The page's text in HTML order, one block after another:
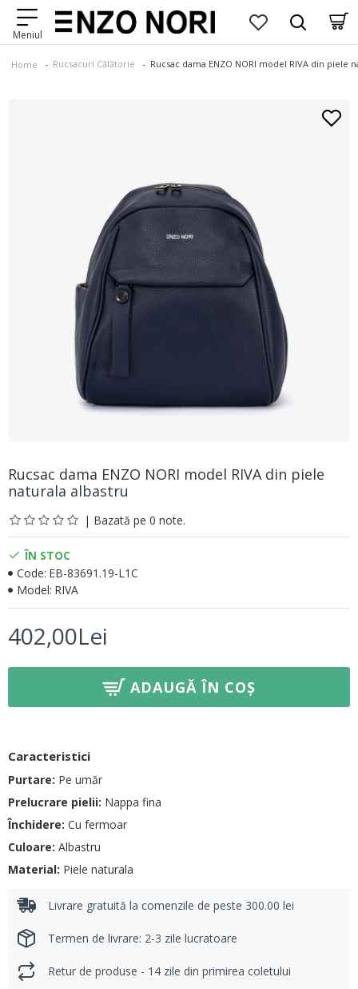
Home Rucsacuri Călătorie Rucsac dama ENZO NORI model RIVA din piele
Rucsac dama ENZO NORI model RIVA din piele
naturala albastru
| Bazată pe 0 note.
402,00Lei
ÎN STOC
Code: EB-83691.19-L1C
Model: RIVA
ADAUGĂ ÎN COȘ
Caracteristici
Purtare: Pe umăr
Prelucrare pielii: Nappa fina
Închidere: Cu fermoar
Culoare: Albastru
Material: Piele naturala
Livrare gratuită la comenzile de peste 300.00 lei
Termen de livrare: 2-3 zile lucratoare
Retur de produse - 14 zile din primirea coletului